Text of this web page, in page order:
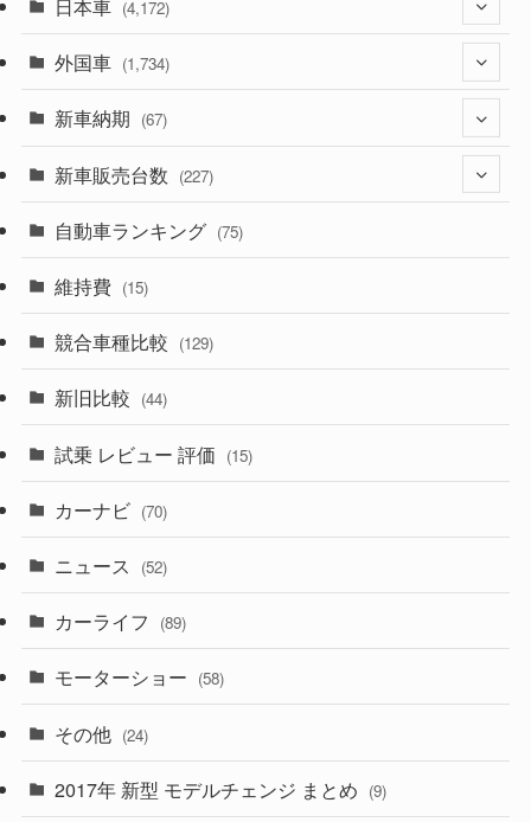
日本車 (4,172)
(1,321)
(329)
(357)
(328)
(194)
(230)
(253)
外国車 (1,734)
(242)
(85)
(84)
(14)
(222)
(50)
(43)
(6)
(9)
(58)
(28)
(27)
(26)
新車納期 (67)
(28)
(8)
(3)
(3)
(5)
(1)
新車販売台数 (227)
(21)
(5)
(7)
(5)
自動車ランキング (75)
維持費 (15)
競合車種比較 (129)
新旧比較 (44)
試乗 レビュー 評価 (15)
カーナビ (70)
ニュース (52)
カーライフ (89)
モーターショー (58)
その他 (24)
2017年 新型 モデルチェンジ まとめ (9)